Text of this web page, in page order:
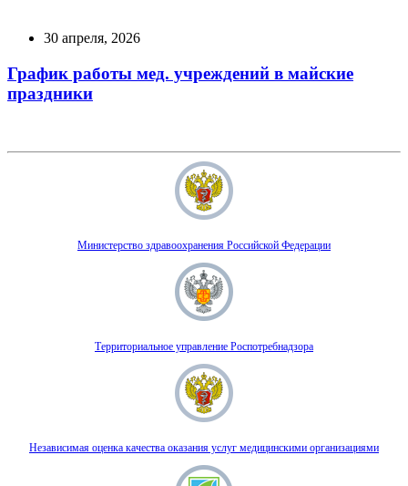
30 апреля, 2026
График работы мед. учреждений в майские
праздники
Министерство здравоохранения Российской Федерации
Территориальное управление Роспотребнадзора
Независимая оценка качества оказания услуг медицинскими организациями